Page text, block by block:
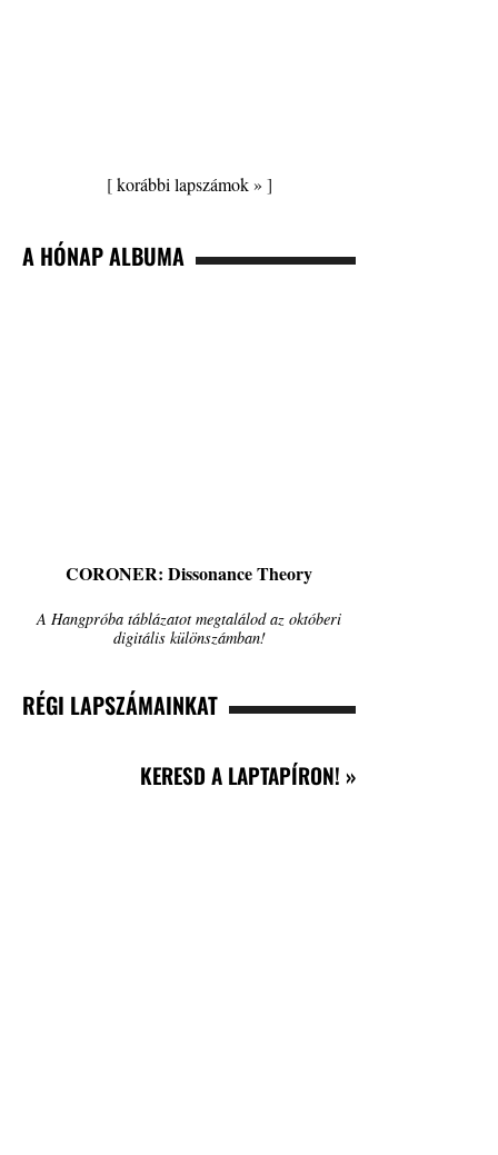
[korábbi lapszámok » ]
A HÓNAP ALBUMA
CORONER: Dissonance Theory
A Hangpróba táblázatot megtalálod az októberi
digitális különszámban!
RÉGI LAPSZÁMAINKAT
KERESD A LAPTAPÍRON! »